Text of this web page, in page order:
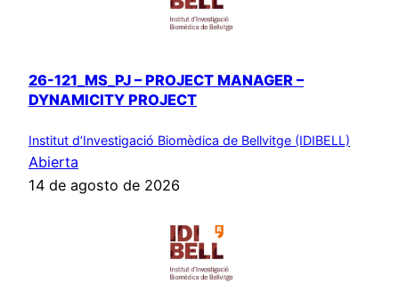
26-121_MS_PJ – PROJECT MANAGER –
DYNAMICITY PROJECT
Institut d’Investigació Biomèdica de Bellvitge (IDIBELL)
Abierta
14 de agosto de 2026